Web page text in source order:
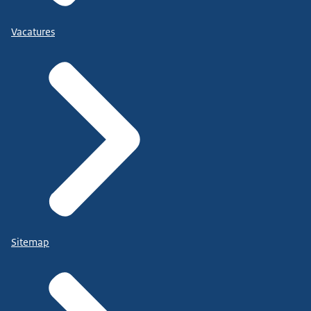
Vacatures
Sitemap